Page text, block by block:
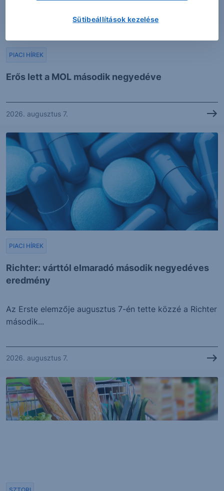
Erős lett a MOL második negyedéve
PIACI HÍREK
2026. augusztus 7.
Richter: várttól elmaradó második negyedéves
eredmény
PIACI HÍREK
Az Erste elemzője augusztus 7-én tette közzé a Richter
második...
2026. augusztus 7.
Sütibeállítások kezelése